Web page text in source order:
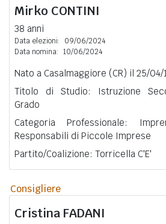
Mirko CONTINI
38 anni
Data elezioni:
09/06/2024
Data nomina: 10/06/2024
Nato a Casalmaggiore (CR) il 25/04/
Titolo di Studio: Istruzione
Grado
Categoria Professionale:
Responsabili di Piccole Imprese
Partito/Coalizione: Torricella C'E'
Consigliere
Cristina FADANI